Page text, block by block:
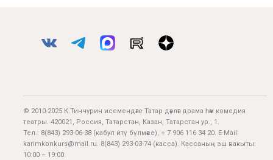
© 2010-2025 К.Тинчурин исемендәге Татар дәүләт драма һәм комедия
театры. 420021, Россия, Татарстан, Казан, Татарстан ур., 1.
Тел.: 8(843) 293-06-38 (кабул итү бүлмәсе), + 7 906 116 34 20. E-Mail:
karimkonkurs@mail.ru. 8(843) 293-03-74 (касса). Кассаның эш вакыты:
10:00 – 19:00.